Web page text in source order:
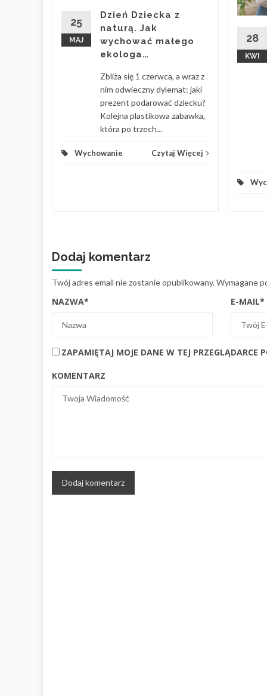
25
MAJ
Dzień Dziecka z
naturą. Jak
wychować małego
ekologa…
Zbliża się 1 czerwca, a wraz z
nim odwieczny dylemat: jaki
prezent podarować dziecku?
Kolejna plastikowa zabawka,
która po trzech...
Wychowanie Czytaj Więcej
28
KWI
Dodaj komentarz
Twój adres email nie zostanie opublikowany.Wymagane
NAZWA* E-MAIL*
ZAPAMIĘTAJ MOJE DANE W TEJ PRZEGLĄDARCE
KOMENTARZ